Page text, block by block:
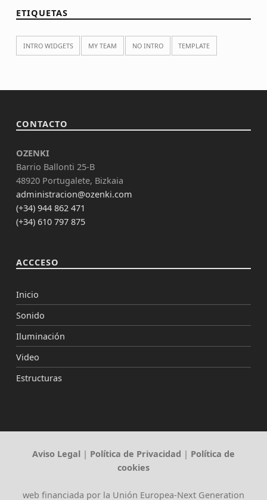
ETIQUETAS
INTRO WIDGETS MY TEAM NO INTRO TEMPLATE
CONTACTO
OZENKI
Barrio Ballonti 25-B
48920 Portugalete, Bizkaia
administracion@ozenki.com
(+34) 944 862 471
(+34) 610 797 875
ACCCESO
Inicio
Sonido
Iluminación
Video
Estructuras
Aviso Legal| Política de Privacidad | Política de
cookies
web financiada por la Unión Europea-Next Generation